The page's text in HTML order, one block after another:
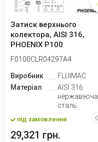
Затиск верхнього
колектора, AISI 316,
PHOENIX P100
F0100CLR04297A4
Виробник
FLUIMAC
Матеріал
AISI 316
нержавіюча
сталь
під замовлення
29,321 грн.